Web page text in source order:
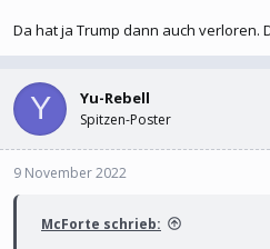
Da hat ja Trump dann auch verloren.
Y Yu-Rebell
Spitzen-Poster
9 November 2022
McForte schrieb: